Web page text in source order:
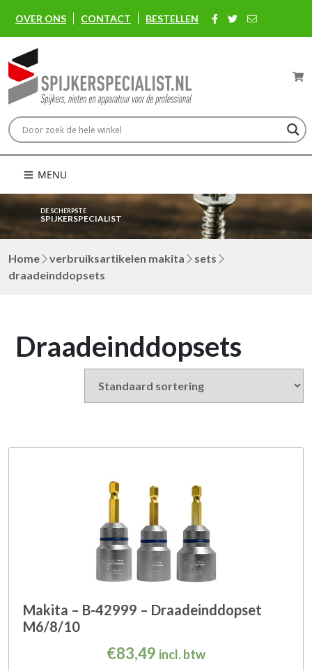
OVER ONS CONTACT BESTELLEN
MENU
DE SCHERPSTE
SPIJKERSPECIALIST
Home verbruiksartikelen makita
sets
draadeinddopsets
Draadeinddopsets
Makita – B-42999 – Draadeinddopset
M6/8/10
€83,49 incl. btw